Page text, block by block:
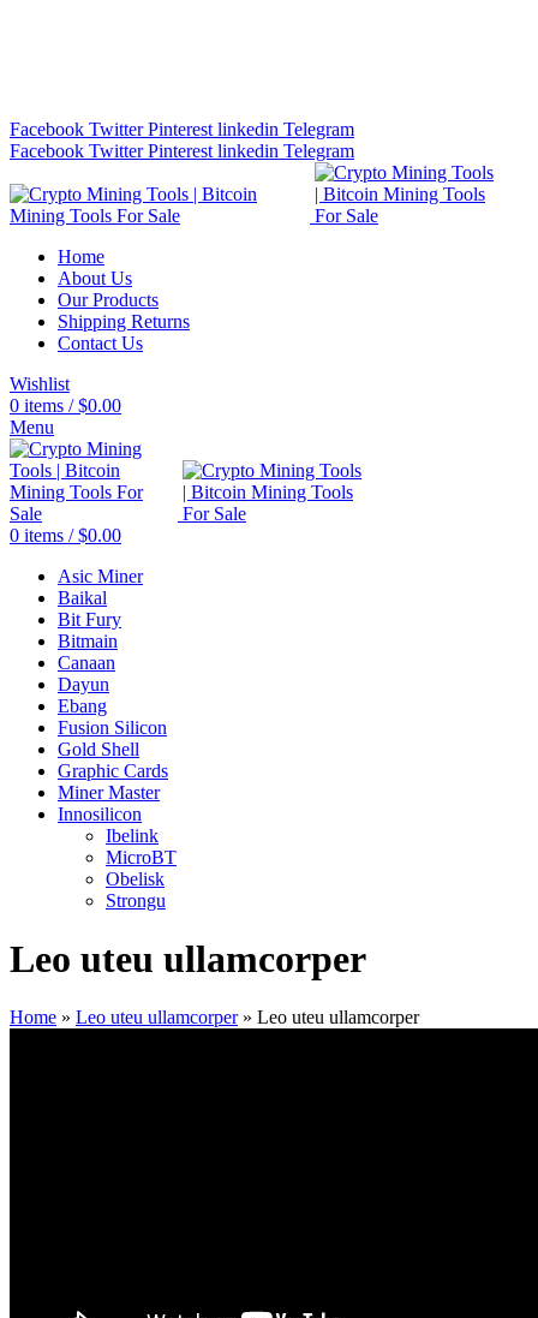
Facebook Twitter Pinterest linkedin Telegram
Facebook Twitter Pinterest linkedin Telegram
Home
About Us
Our Products
Shipping Returns
Contact Us
Wishlist
0 items / $0.00
Menu
0 items / $0.00
Asic Miner
Baikal
Bit Fury
Bitmain
Canaan
Dayun
Ebang
Fusion Silicon
Gold Shell
Graphic Cards
Miner Master
Innosilicon
Ibelink
MicroBT
Obelisk
Strongu
Leo uteu ullamcorper
Home » Leo uteu ullamcorper» Leo uteu ullamcorper